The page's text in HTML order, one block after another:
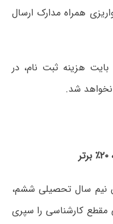
همراه مدارک ارسال
بایت هزینه ثبت نام، در
شد.
نیم سال تحصیلی ششم،
کارشناسی را سپری